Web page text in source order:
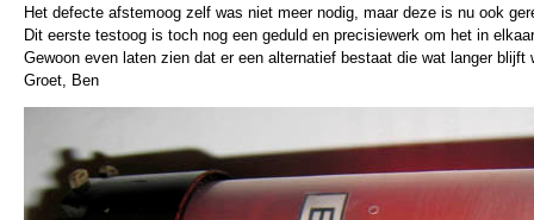
Het defecte afstemoog zelf was niet meer nodig, maar deze is nu ook
Dit eerste testoog is toch nog een geduld en precisiewerk om het in
Gewoon even laten zien dat er een alternatief bestaat die wat langer blijft
Groet, Ben